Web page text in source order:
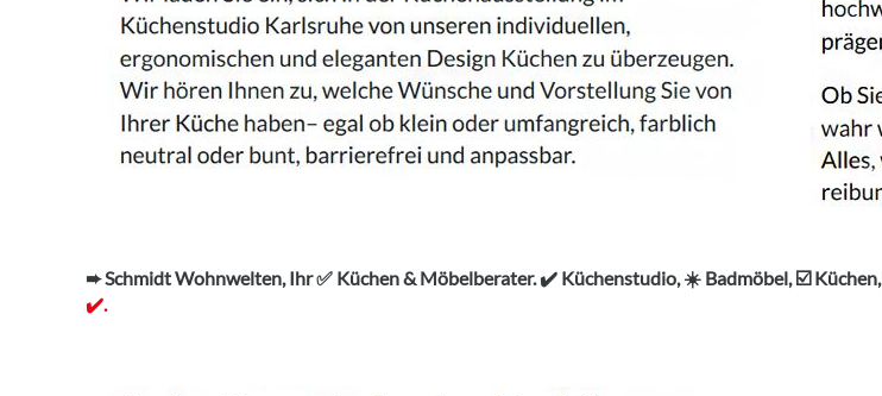
➨ Schmidt Wohnwelten, Ihr ✅ Küchen & Möbelberater. ✔️ Küchenstudio, ☀️ Badmöbel, ☑️
✔️.